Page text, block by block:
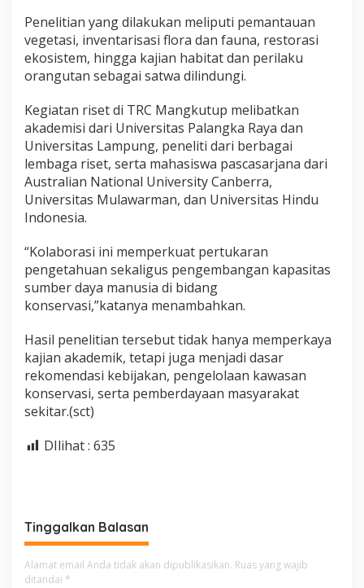
Penelitian yang dilakukan meliputi pemantauan
vegetasi, inventarisasi flora dan fauna, restorasi
ekosistem, hingga kajian habitat dan perilaku
orangutan sebagai satwa dilindungi.
Kegiatan riset di TRC Mangkutup melibatkan
akademisi dari Universitas Palangka Raya dan
Universitas Lampung, peneliti dari berbagai
lembaga riset, serta mahasiswa pascasarjana dari
Australian National University Canberra,
Universitas Mulawarman, dan Universitas Hindu
Indonesia.
“Kolaborasi ini memperkuat pertukaran
pengetahuan sekaligus pengembangan kapasitas
sumber daya manusia di bidang
konservasi,”katanya menambahkan.
Hasil penelitian tersebut tidak hanya memperkaya
kajian akademik, tetapi juga menjadi dasar
rekomendasi kebijakan, pengelolaan kawasan
konservasi, serta pemberdayaan masyarakat
sekitar.(sct)
DIlihat : 635
Tinggalkan Balasan
Alamat email Anda tidak akan dipublikasikan. Ruas yang wajib
ditandai *